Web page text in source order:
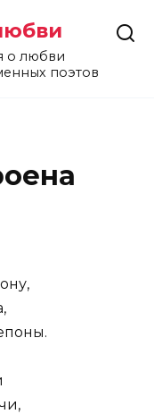
о любви
поэтов